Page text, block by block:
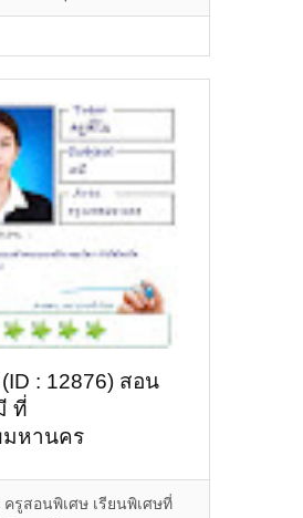
: 12876) สอน
ที่
มหานคร
รูสอนพิเศษ เรียนพิเศษที่